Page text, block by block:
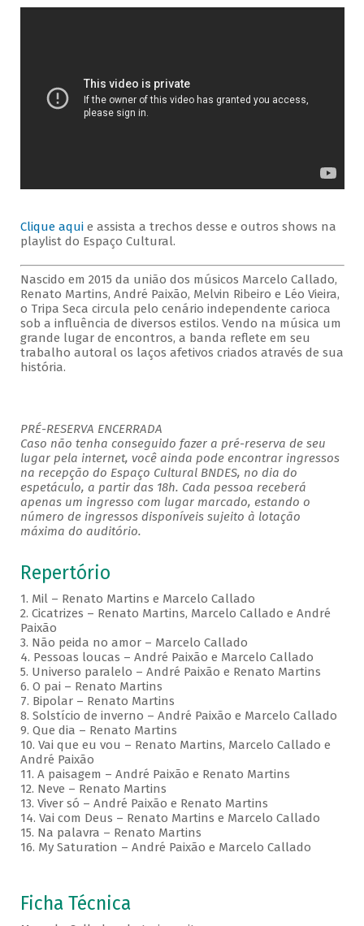
Clique aquie assista a trechos desse e outros shows na
playlist do Espaço Cultural.
Nascido em 2015 da união dos músicos Marcelo Callado,
Renato Martins, André Paixão, Melvin Ribeiro e Léo Vieira,
o Tripa Seca circula pelo cenário independente carioca
sob a influência de diversos estilos. Vendo na música um
grande lugar de encontros, a banda reflete em seu
trabalho autoral os laços afetivos criados através de sua
história.
PRÉ-RESERVA ENCERRADA
Caso não tenha conseguido fazer a pré-reserva de seu
lugar pela internet, você ainda pode encontrar ingressos
na recepção do Espaço Cultural BNDES, no dia do
espetáculo, a partir das 18h. Cada pessoa receberá
apenas um ingresso com lugar marcado, estando o
número de ingressos disponíveis sujeito à lotação
máxima do auditório.
Repertório
1. Mil – Renato Martins e Marcelo Callado
2. Cicatrizes – Renato Martins, Marcelo Callado e André
Paixão
3. Não peida no amor – Marcelo Callado
4. Pessoas loucas – André Paixão e Marcelo Callado
5. Universo paralelo – André Paixão e Renato Martins
6. O pai – Renato Martins
7. Bipolar – Renato Martins
8. Solstício de inverno – André Paixão e Marcelo Callado
9. Que dia – Renato Martins
10. Vai que eu vou – Renato Martins, Marcelo Callado e
André Paixão
11. A paisagem – André Paixão e Renato Martins
12. Neve – Renato Martins
13. Viver só – André Paixão e Renato Martins
14. Vai com Deus – Renato Martins e Marcelo Callado
15. Na palavra – Renato Martins
16. My Saturation – André Paixão e Marcelo Callado
Ficha Técnica